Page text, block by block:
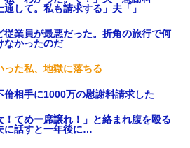
して。私も請求する」夫「」
業員が最悪だった。折角の旅行で何
なかったのだ
た私、地獄に落ちる
相手に1000万の慰謝料請求した
てめー席譲れ！」と絡まれ腹を殴る
に話すと一年後に…